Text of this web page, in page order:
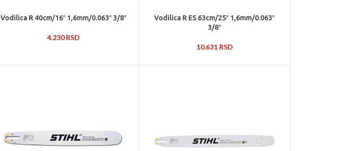
Vodilica R 40cm/16″ 1,6mm/0.063″ 3/8″
4.230RSD
Vodilica R ES 63cm/25″ 1,6mm/0.063″
3/8″
10.631 RSD